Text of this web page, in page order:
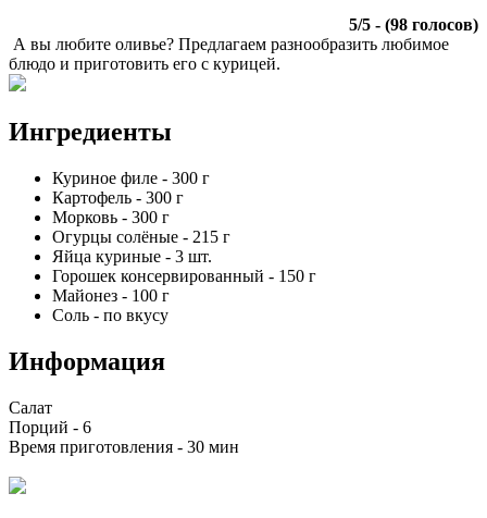
5/5 - (98 голосов)
А вы любите оливье? Предлагаем разнообразить любимое
блюдо и приготовить его с курицей.
Ингредиенты
Куриное филе - 300 г
Картофель - 300 г
Морковь - 300 г
Огурцы солёные - 215 г
Яйца куриные - 3 шт.
Горошек консервированный - 150 г
Майонез - 100 г
Соль - по вкусу
Информация
Салат
Порций - 6
Время приготовления - 30 мин